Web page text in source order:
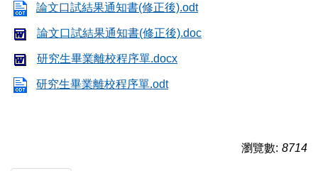
論文口試結果通知書(修正後).odt
論文口試結果通知書(修正後).doc
研究生畢業離校程序單.docx
研究生畢業離校程序單.odt
瀏覽數: 8714